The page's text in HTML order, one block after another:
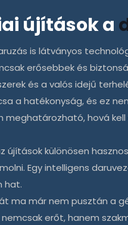
újítások a
is látványos
erősebbek és
és a valós idejű
a hatékonyság, és ez
hová
újítások különösen
Egy intelligens
hat.
ma már nem pusztán a
erőt, hanem